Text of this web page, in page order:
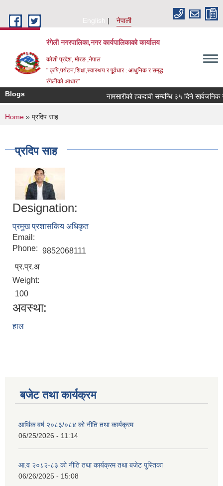
English
नेपाली
रंगेली नगरपालिका,नगर कार्यपालिकाको कार्यालय
कोशी प्रदेश, मोरङ ,नेपाल
" कृषि,पर्यटन,शिक्षा,स्वास्थय र पूूर्वधार : आधुनिक र समृद्ध
रंगेलीको आधार"
Blogs नामसारीको हकदावी सम्बन्धि ३५ दिने सार्वजनिक
You are here
Home » प्रदिप साह
प्रदिप साह
Designation:
प्रमुख प्रशासकिय अधिकृत
Email:
Phone: 9852068111
प्र.प्र.अ
Weight:
100
अवस्था:
हाल
बजेट तथा कार्यक्रम
आर्थिक वर्ष २०८३/०८४ को नीति तथा कार्यक्रम
06/25/2026 - 11:14
आ.व २०८२-८३ को नीति तथा कार्यक्रम तथा बजेट पुस्तिका
06/26/2025 - 15:08